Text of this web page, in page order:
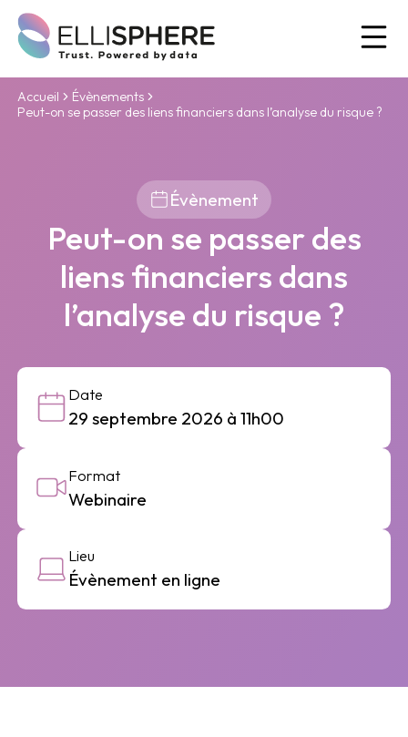
Accueil
Évènements
Peut-on se passer des liens financiers dans l’analyse du risque ?
Évènement
Peut-on se passer des
liens financiers dans
l’analyse du risque ?
Date
29 septembre 2026 à 11h00
Format
Webinaire
Lieu
Évènement en ligne